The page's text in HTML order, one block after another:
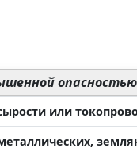
или